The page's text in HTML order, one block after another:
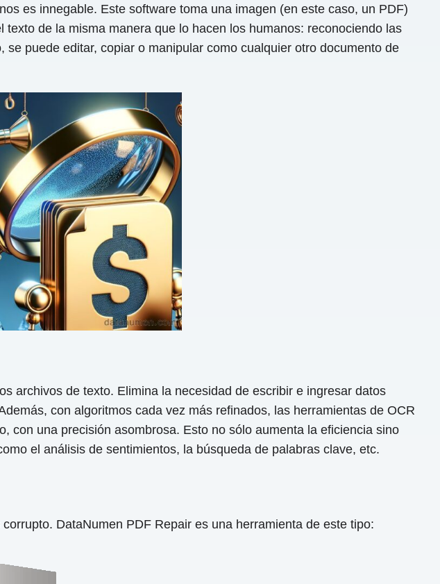
es innegable. Este software toma una imagen (en este caso, un PDF)
de la misma manera que lo hacen los humanos: reconociendo las
puede editar, copiar o manipular como cualquier otro documento de
archivos de texto. Elimina la necesidad de escribir e ingresar datos
con algoritmos cada vez más refinados, las herramientas de OCR
con una precisión asombrosa. Esto no sólo aumenta la eficiencia sino
el análisis de sentimientos, la búsqueda de palabras clave, etc.
DataNumen PDF Repair es una herramienta de este tipo: